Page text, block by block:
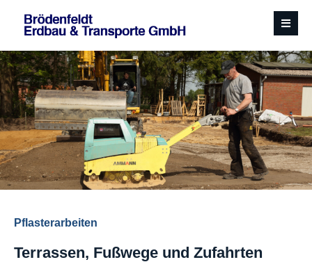
Pflasterarbeiten
Terrassen, Fußwege und Zufahrten